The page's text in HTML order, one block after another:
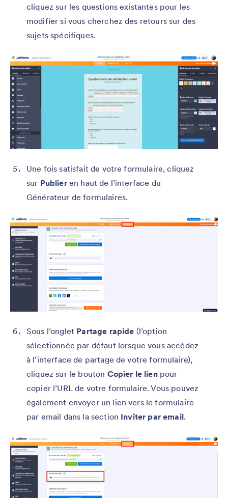
cliquez sur les questions existantes pour les
modifier si vous cherchez des retours sur des
sujets spécifiques.
Une fois satisfait de votre formulaire, cliquez
sur Publier en haut de l’interface du
Générateur de formulaires.
Sous l’onglet Partage rapide (l’option
sélectionnée par défaut lorsque vous accédez
à l’interface de partage de votre formulaire),
cliquez sur le bouton Copier le lienpour
copier l’URL de votre formulaire. Vous pouvez
également envoyer un lien vers le formulaire
par email dans la section Inviter par email.